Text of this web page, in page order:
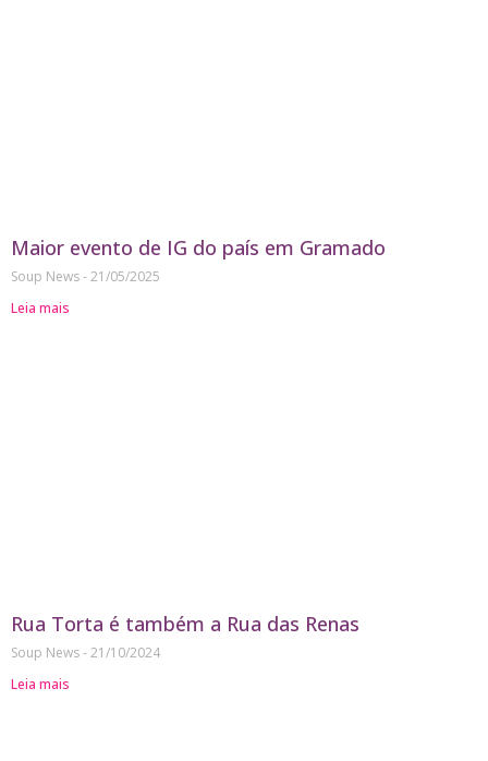
Maior evento de IG do país em Gramado
Soup News 21/05/2025
Leia mais
Rua Torta é também a Rua das Renas
Soup News 21/10/2024
Leia mais